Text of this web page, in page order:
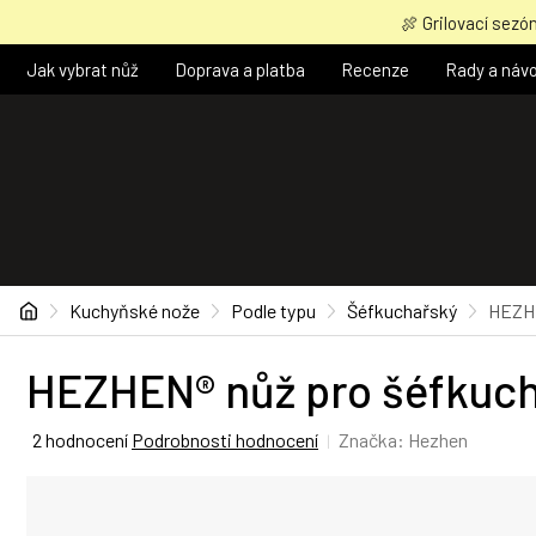
obsah
🍖 Grilovací
Jak vybrat nůž Doprava a platba Recenze Rady a
DomůKuchyňské nože Podle typu Šéfkuchařský
HEZHEN® nůž pro
Průměrné
2 hodnocení Podrobnosti hodnocení Značka: Hezhen